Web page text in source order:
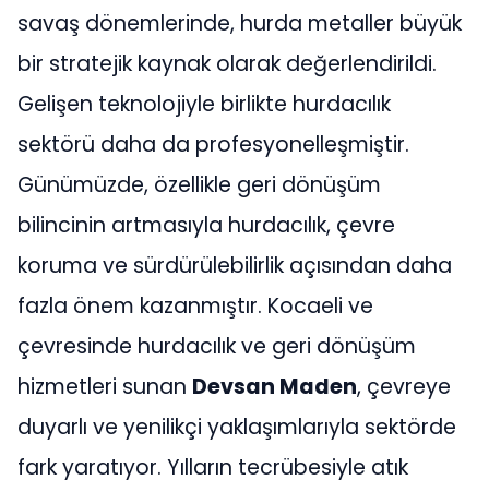
savaş dönemlerinde, hurda metaller büyük
bir stratejik kaynak olarak değerlendirildi.
Gelişen teknolojiyle birlikte hurdacılık
sektörü daha da profesyonelleşmiştir.
Günümüzde, özellikle geri dönüşüm
bilincinin artmasıyla hurdacılık, çevre
koruma ve sürdürülebilirlik açısından daha
fazla önem kazanmıştır. Kocaeli ve
çevresinde hurdacılık ve geri dönüşüm
hizmetleri sunan Devsan Maden, çevreye
duyarlı ve yenilikçi yaklaşımlarıyla sektörde
fark yaratıyor. Yılların tecrübesiyle atık